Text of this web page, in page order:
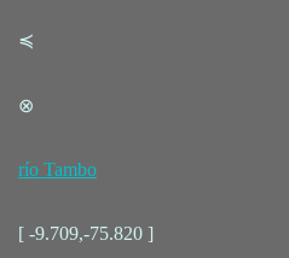
≼
⊗
río Tambo
[ -9.709,-75.820 ]